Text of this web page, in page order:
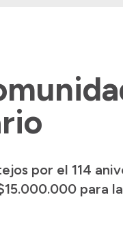
por el 114
para